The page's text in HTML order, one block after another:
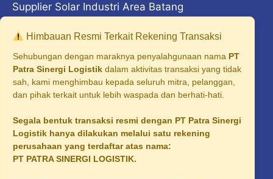
Supplier Solar Industri Area Batang
Supplier Solar Industri Area Madiun
Supplier Solar Industri Cilegon
Supplier Solar Industri Surabaya
Supplier Solar Industri Malang
Supplier Solar Industri Tangerang
Himbauan Resmi Terkait Rekening Transaksi
Sehubungan dengan maraknya penyalahgunaan nama PT
Patra Sinergi Logistik dalam aktivitas transaksi yang tidak
sah, kami menghimbau kepada seluruh mitra, pelanggan,
dan pihak terkait untuk lebih waspada dan berhati-hati.
Segala bentuk transaksi resmi dengan PT Patra Sinergi
Logistik hanya dilakukan melalui satu rekening
perusahaan yang terdaftar atas nama:
PT PATRA SINERGI LOGISTIK.